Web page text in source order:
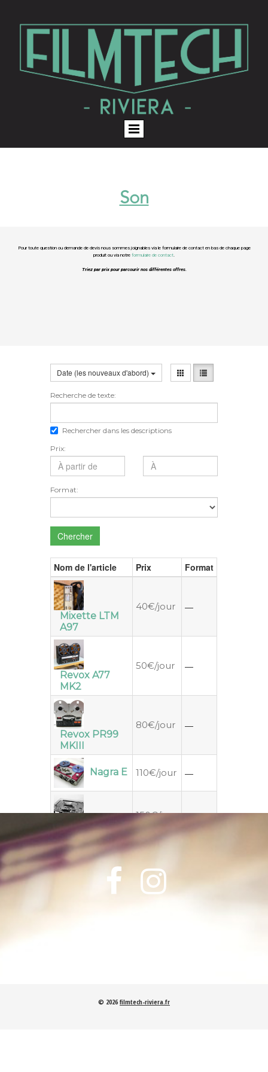
Son
Pour toute question ou demande de devis nous sommes joignables via le formulaire de contact en bas de chaque page
produit ou via notre formulaire de contact.
Triez par prix pour parcourir nos différentes offres.
Date (les nouveaux d'abord)
Recherche de texte:
Rechercher dans les descriptions
Prix:
Format:
Chercher
Nom de l'article Prix Format
Mixette LTM
A97
40€/jour —
Revox A77
MK2
50€/jour —
Revox PR99
MKIII
80€/jour —
Nagra E 110€/jour —
Stellavox SP-7
150€/jour —
Stellavox SP-
150€/jour
 
© 2026 filmtech-riviera.fr